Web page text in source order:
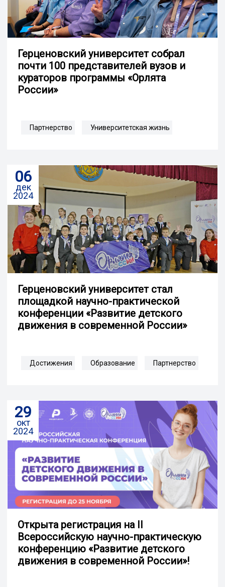
Герценовский университет собрал
почти 100 представителей вузов и
кураторов программы «Орлята
России»
Партнерство Университетская жизнь
06
дек
2024
Герценовский университет стал
площадкой научно-практической
конференции «Развитие детского
движения в современной России»
Достижения Образование Партнерство
29
окт
2024
Открыта регистрация на II
Всероссийскую научно-практическую
конференцию «Развитие детского
движения в современной России»!